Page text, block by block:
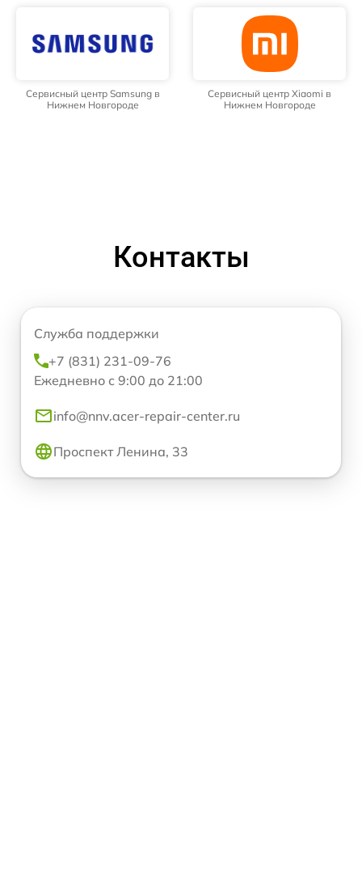
Сервисный центр Samsung в
Нижнем Новгороде
Сервисный центр Xiaomi в
Нижнем Новгороде
Контакты
Служба поддержки
+7 (831) 231-09-76
Ежедневно с 9:00 до 21:00
info@nnv.acer-repair-center.ru
Проспект Ленина, 33